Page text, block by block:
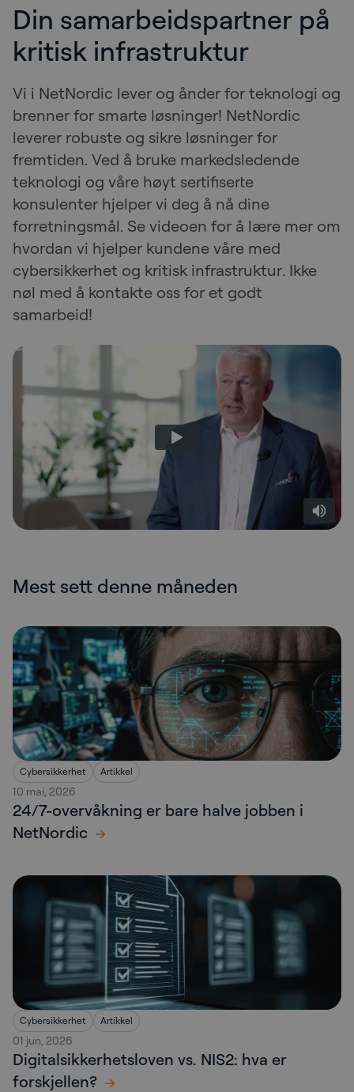
Din samarbeidspartner på
kritisk infrastruktur
Vi i NetNordic lever og ånder for teknologi og
brenner for smarte løsninger! NetNordic
leverer robuste og sikre løsninger for
fremtiden. Ved å bruke markedsledende
teknologi og våre høyt sertifiserte
konsulenter hjelper vi deg å nå dine
forretningsmål. Se videoen for å lære mer om
hvordan vi hjelper kundene våre med
cybersikkerhet og kritisk infrastruktur. Ikke
nøl med å kontakte oss for et godt
samarbeid!
Mest sett denne måneden
Cybersikkerhet Artikkel
10 mai, 2026
24/7-overvåkning er bare halve jobben i
NetNordic
Cybersikkerhet Artikkel
01 jun, 2026
Digitalsikkerhetsloven vs. NIS2: hva er
forskjellen?